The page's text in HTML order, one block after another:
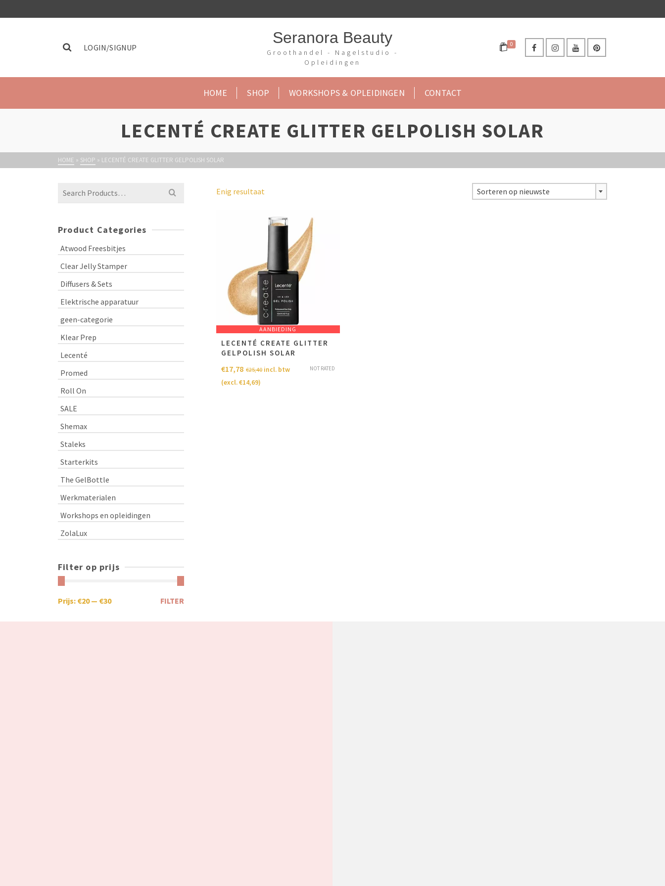
LOGIN/SIGNUP
Seranora Beauty
Groothandel - Nagelstudio -
Opleidingen
0
HOME SHOP WORKSHOPS & OPLEIDINGEN CONTACT
LECENTÉ CREATE GLITTER GELPOLISH SOLAR
HOME » SHOP » LECENTÉ CREATE GLITTER GELPOLISH SOLAR
Enig resultaat Sorteren op nieuwste
AANBIEDING
LECENTÉ CREATE GLITTER
GELPOLISH SOLAR
NOT RATED
€25,40
€17,78
incl. btw
(excl.€14,69)
Product Categories
Atwood Freesbitjes
Clear Jelly Stamper
Diffusers & Sets
Elektrische apparatuur
geen-categorie
Klear Prep
Lecenté
Promed
Roll On
SALE
Shemax
Staleks
Starterkits
The GelBottle
Werkmaterialen
Workshops en opleidingen
ZolaLux
Filter op prijs
FILTER
Prijs: €20— €30